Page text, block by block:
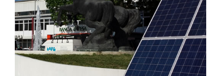
Fontana Novosadskog sajma